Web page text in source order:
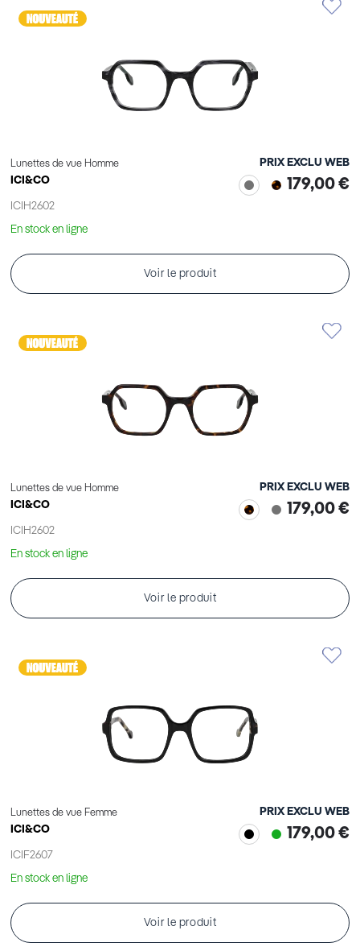
Lunettes de vue Homme
ICI&CO
ICIH2602
PRIX EXCLU WEB
179,00 €
En stock en ligne
Voir le produit
Lunettes de vue Homme
ICI&CO
ICIH2602
PRIX EXCLU WEB
179,00 €
En stock en ligne
Voir le produit
Lunettes de vue Femme
ICI&CO
ICIF2607
PRIX EXCLU WEB
179,00 €
En stock en ligne
Voir le produit